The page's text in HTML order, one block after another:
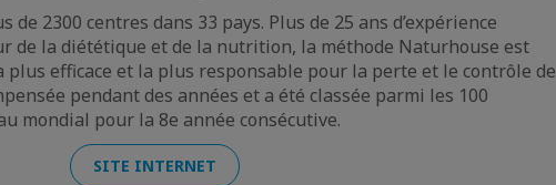
2300 centres dans 33 pays. Plus de 25 ans d’expérience
de la diététique et de la nutrition, la méthode Naturhouse est
plus efficace et la plus responsable pour la perte et le contrôle de
pendant des années et a été classée parmi les 100
mondial pour la 8e année consécutive.
SITE INTERNET